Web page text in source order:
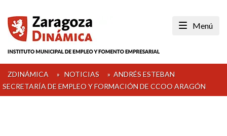
content
Menú
ZDINÁMICA » NOTICIAS » ANDRÉS ESTEBAN
SECRETARÍA DE EMPLEO Y FORMACIÓN DE CCOO ARAGÓN